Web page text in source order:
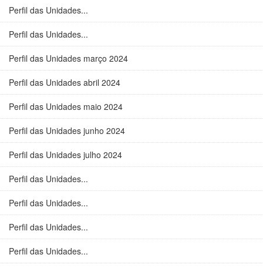
Perfil das Unidades...
Perfil das Unidades...
Perfil das Unidades março 2024
Perfil das Unidades abril 2024
Perfil das Unidades maio 2024
Perfil das Unidades junho 2024
Perfil das Unidades julho 2024
Perfil das Unidades...
Perfil das Unidades...
Perfil das Unidades...
Perfil das Unidades...